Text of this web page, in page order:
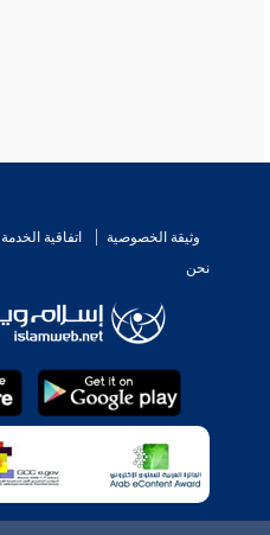
وثيقة الخصوصية اتفاقية الخدمة
نحن